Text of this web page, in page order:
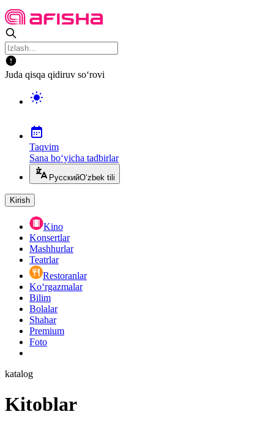
Juda qisqa qidiruv so‘rovi
Taqvim
Sana bo‘yicha tadbirlar
РусскийO‘zbek tili
Kirish
Kino
Konsertlar
Mashhurlar
Teatrlar
Restoranlar
Ko‘rgazmalar
Bilim
Bolalar
Shahar
Premium
Foto
katalog
Kitoblar